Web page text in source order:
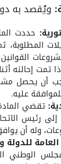
ويُقصد به
إحالته
أن يحصل
عليه.
إلى رئيس
وله أن
الوطني